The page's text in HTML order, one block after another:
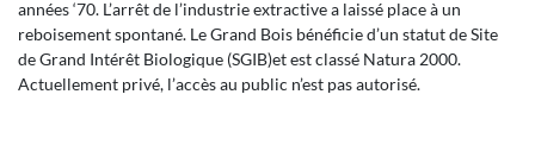
années ‘70. L’arrêt de l’industrie extractive a laissé place à un
reboisement spontané. Le Grand Bois bénéficie d’un statut de Site
de Grand Intérêt Biologique (SGIB)et est classé Natura 2000.
Actuellement privé, l’accès au public n’est pas autorisé.